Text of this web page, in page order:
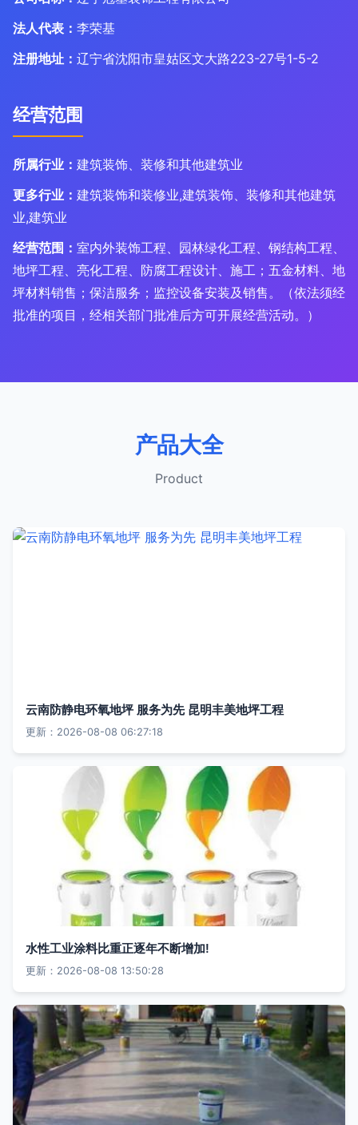
法人代表： 李荣基
注册地址： 辽宁省沈阳市皇姑区文大路223-27号1-5-2
经营范围
所属行业： 建筑装饰、装修和其他建筑业
更多行业： 建筑装饰和装修业,建筑装饰、装修和其他建筑
业,建筑业
经营范围： 室内外装饰工程、园林绿化工程、钢结构工程、
地坪工程、亮化工程、防腐工程设计、施工；五金材料、地
坪材料销售；保洁服务；监控设备安装及销售。（依法须经
批准的项目，经相关部门批准后方可开展经营活动。）
产品大全
Product
云南防静电环氧地坪 服务为先 昆明丰美地坪工程
更新：2026-08-08 06:27:18
水性工业涂料比重正逐年不断增加!
更新：2026-08-08 13:50:28